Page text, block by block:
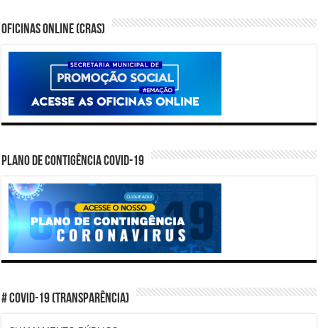
Oficinas Online (CRAS)
PLANO DE CONTIGÊNCIA COVID-19
# COVID-19 (TRANSPARÊNCIA)